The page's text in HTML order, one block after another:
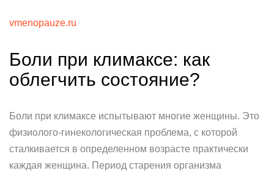
vmenopauze.ru
Боли при климаксе: как
облегчить состояние?
Боли при климаксе испытывают многие женщины. Это
физиолого-гинекологическая проблема, с которой
сталкивается в определенном возрасте практически
каждая женщина. Период старения организма